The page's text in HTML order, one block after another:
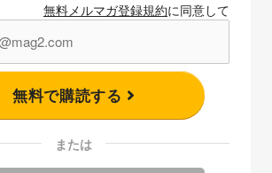
無料メルマガ登録規約に同意して
無料で購読する
または